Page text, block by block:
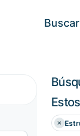
Buscar